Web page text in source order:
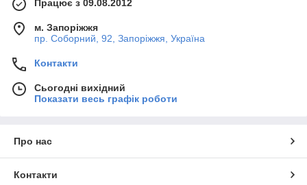
Працює з 09.08.2012
м. Запоріжжя
пр. Соборний, 92, Запоріжжя, Україна
Контакти
Сьогодні вихідний
Показати весь графік роботи
Про нас
Контакти